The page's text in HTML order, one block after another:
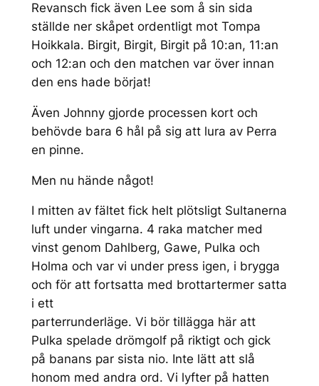
Revansch fick även Lee som å sin sida
ställde ner skåpet ordentligt mot Tompa
Hoikkala. Birgit, Birgit, Birgit på 10:an, 11:an
och 12:an och den matchen var över innan
den ens hade börjat!
Även Johnny gjorde processen kort och
behövde bara 6 hål på sig att lura av Perra
en pinne.
Men nu hände något!
I mitten av fältet fick helt plötsligt Sultanerna
luft under vingarna. 4 raka matcher med
vinst genom Dahlberg, Gawe, Pulka och
Holma och var vi under press igen, i brygga
och för att fortsatta med brottartermer satta
i ett
parterrunderläge. Vi bör tillägga här att
Pulka spelade drömgolf på riktigt och gick
på banans par sista nio. Inte lätt att slå
honom med andra ord. Vi lyfter på hatten